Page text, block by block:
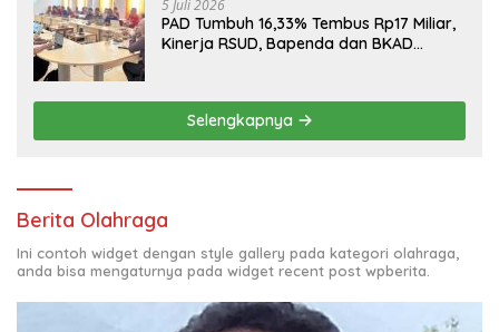
5 Juli 2026
PAD Tumbuh 16,33% Tembus Rp17 Miliar,
Kinerja RSUD, Bapenda dan BKAD
Selengkapnya
Berita Olahraga
Ini contoh widget dengan style gallery pada kategori olahraga,
anda bisa mengaturnya pada widget recent post wpberita.